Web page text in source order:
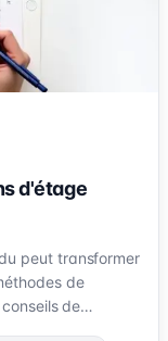
d'étage
peut transformer
de
de